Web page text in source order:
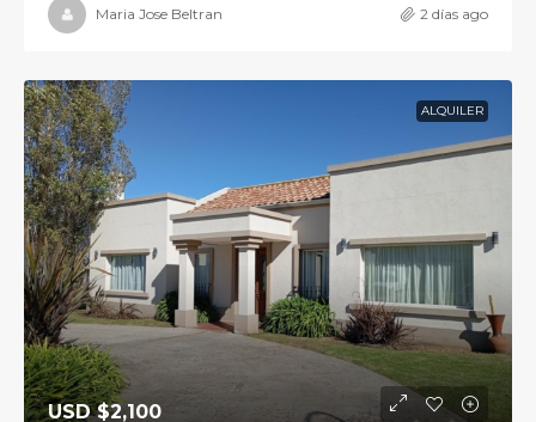
Maria Jose Beltran 2 días ago
ALQUILER
USD$2,100